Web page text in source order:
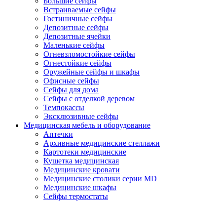
Встраиваемые сейфы
Гостиничные сейфы
Депозитные сейфы
Депозитные ячейки
Маленькие сейфы
Огневзломостойкие сейфы
Огнестойкие сейфы
Оружейные сейфы и шкафы
Офисные сейфы
Сейфы для дома
Сейфы с отделкой деревом
Темпокассы
Эксклюзивные сейфы
Медицинская мебель и оборудование
Аптечки
Архивные медицинские стеллажи
Картотеки медицинские
Кушетка медицинская
Медицинские кровати
Медицинские столики серии MD
Медицинские шкафы
Сейфы термостаты